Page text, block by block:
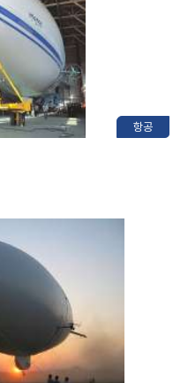
항공